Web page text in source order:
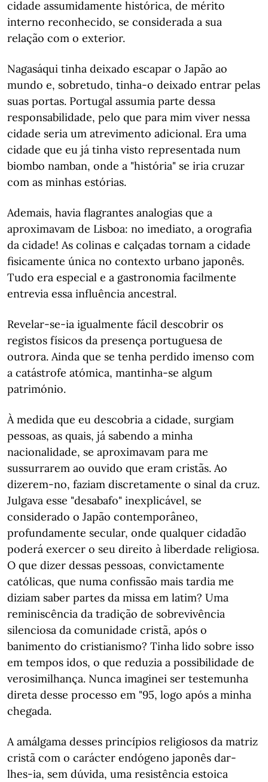
cidade assumidamente histórica, de mérito
interno reconhecido, se considerada a sua
relação com o exterior.
Nagasáqui tinha deixado escapar o Japão ao
mundo e, sobretudo, tinha-o deixado entrar pelas
suas portas. Portugal assumia parte dessa
responsabilidade, pelo que para mim viver nessa
cidade seria um atrevimento adicional. Era uma
cidade que eu já tinha visto representada num
biombo namban, onde a "história" se iria cruzar
com as minhas estórias.
Ademais, havia flagrantes analogias que a
aproximavam de Lisboa: no imediato, a orografia
da cidade! As colinas e calçadas tornam a cidade
fisicamente única no contexto urbano japonês.
Tudo era especial e a gastronomia facilmente
entrevia essa influência ancestral.
Revelar-se-ia igualmente fácil descobrir os
registos físicos da presença portuguesa de
outrora. Ainda que se tenha perdido imenso com
a catástrofe atómica, mantinha-se algum
património.
À medida que eu descobria a cidade, surgiam
pessoas, as quais, já sabendo a minha
nacionalidade, se aproximavam para me
sussurrarem ao ouvido que eram cristãs. Ao
dizerem-no, faziam discretamente o sinal da cruz.
Julgava esse "desabafo" inexplicável, se
considerado o Japão contemporâneo,
profundamente secular, onde qualquer cidadão
poderá exercer o seu direito à liberdade religiosa.
O que dizer dessas pessoas, convictamente
católicas, que numa confissão mais tardia me
diziam saber partes da missa em latim? Uma
reminiscência da tradição de sobrevivência
silenciosa da comunidade cristã, após o
banimento do cristianismo? Tinha lido sobre isso
em tempos idos, o que reduzia a possibilidade de
verosimilhança. Nunca imaginei ser testemunha
direta desse processo em "95, logo após a minha
chegada.
A amálgama desses princípios religiosos da matriz
cristã com o carácter endógeno japonês dar-
lhes-ia, sem dúvida, uma resistência estoica